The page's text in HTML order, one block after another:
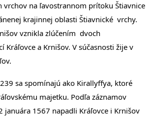
vrchov na ľavostrannom prítoku Štiavnice
krajinnej oblasti Štiavnické vrchy.
vznikla zlúčením dvoch
Kráľovce a Krnišov. V súčasnosti žije v
sa spomínajú ako Kirallyffya, ktoré
majetku. Podľa záznamov
januára 1567 napadli Kráľovce i Krnišov